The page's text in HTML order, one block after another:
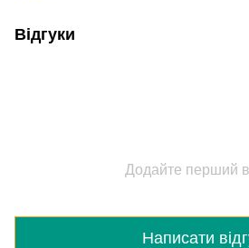
Відгуки
Додайте перший
Написати